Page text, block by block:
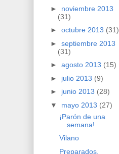
► noviembre 2013
(31)
► octubre 2013 (31)
► septiembre 2013
(31)
► agosto 2013 (15)
► julio 2013 (9)
► junio 2013 (28)
▼ mayo 2013 (27)
¡Parón de una
semana!
Vilano
Preparados,